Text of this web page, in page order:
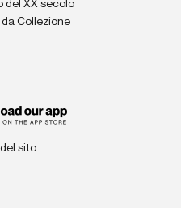
del XX secolo
Collezione
sito